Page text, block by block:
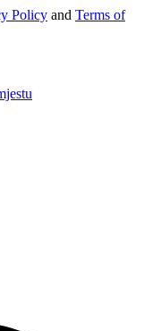
Policy and Terms of